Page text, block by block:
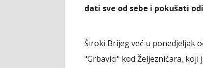
dati sve od sebe i pokušati
Široki Brijeg već u ponedjeljak
"Grbavici" kod Željezničara,